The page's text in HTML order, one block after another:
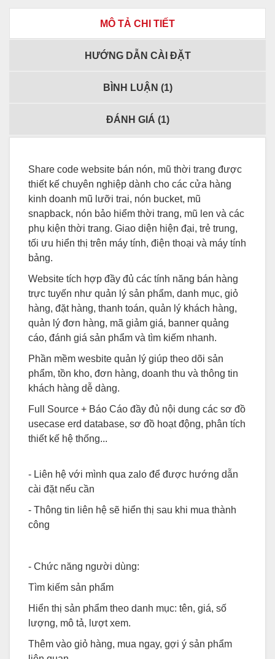
MÔ TẢ CHI TIẾT
HƯỚNG DẪN CÀI ĐẶT
BÌNH LUẬN (1)
ĐÁNH GIÁ (1)
Share code website bán nón, mũ thời trang được
thiết kế chuyên nghiệp dành cho các cửa hàng
kinh doanh mũ lưỡi trai, nón bucket, mũ
snapback, nón bảo hiểm thời trang, mũ len và các
phụ kiện thời trang. Giao diện hiện đại, trẻ trung,
tối ưu hiển thị trên máy tính, điện thoại và máy tính
bảng.
Website tích hợp đầy đủ các tính năng bán hàng
trực tuyến như quản lý sản phẩm, danh mục, giỏ
hàng, đặt hàng, thanh toán, quản lý khách hàng,
quản lý đơn hàng, mã giảm giá, banner quảng
cáo, đánh giá sản phẩm và tìm kiếm nhanh.
Phần mềm wesbite quản lý giúp theo dõi sản
phẩm, tồn kho, đơn hàng, doanh thu và thông tin
khách hàng dễ dàng.
Full Source + Báo Cáo đầy đủ nội dung các sơ đồ
usecase erd database, sơ đồ hoạt động, phân tích
thiết kế hệ thống...
- Liên hệ với mình qua zalo để được hướng dẫn
cài đặt nếu cần
- Thông tin liên hệ sẽ hiển thị sau khi mua thành
công
- Chức năng người dùng:
Tìm kiếm sản phẩm
Hiển thị sản phẩm theo danh mục: tên, giá, số
lượng, mô tả, lượt xem.
Thêm vào giỏ hàng, mua ngay, gợi ý sản phẩm